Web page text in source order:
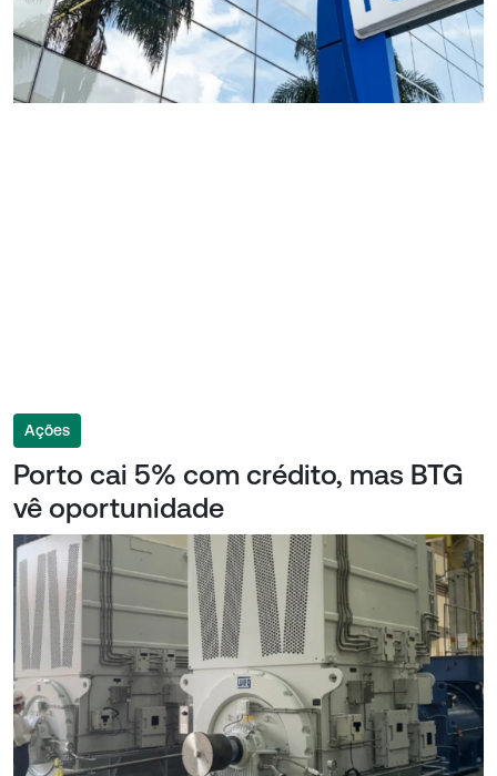
Ações
Porto cai 5% com crédito, mas BTG
vê oportunidade